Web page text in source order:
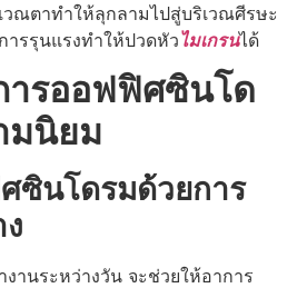
ณตาทำให้ลุกลามไปสู่บริเวณศีรษะ
ารรุนแรงทำให้ปวดหัวไมเกรนได้
ารออฟฟิศซินโด
มนิยม
ซินโดรมด้วยการ
านระหว่างวัน จะช่วยให้อาการ